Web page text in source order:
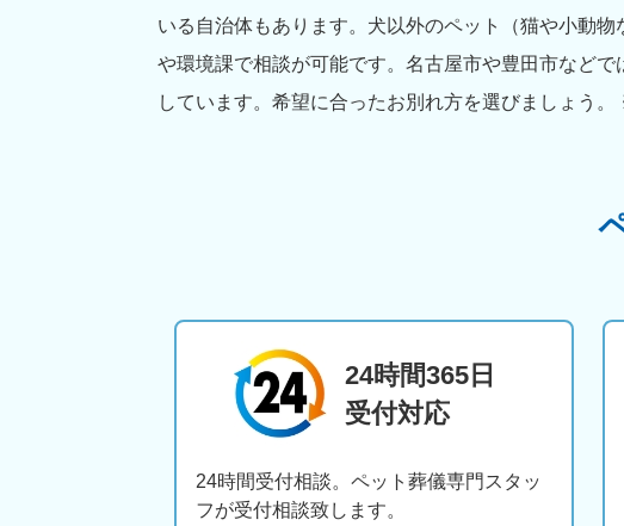
いる自治体もあります。犬以外のペット（猫や小動
や環境課で相談が可能です。名古屋市や豊田市など
しています。希望に合ったお別れ方を選びましょう
24時間365日
受付対応
24時間受付相談。ペット葬儀専門スタッ
フが受付相談致します。